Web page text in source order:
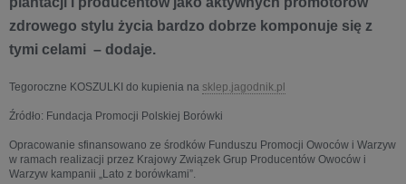
zdrowego stylu życia bardzo dobrze komponuje się z
tymi celami – dodaje.
Tegoroczne KOSZULKI do kupienia na sklep.jagodnik.pl
Źródło: Fundacja Promocji Polskiej Borówki
Opracowanie sfinansowano ze środków Funduszu Promocji Owoców i Warzyw
w ramach realizacji przez Krajowy Związek Grup Producentów Owoców i
Warzyw kampanii „Lato z borówkami”.